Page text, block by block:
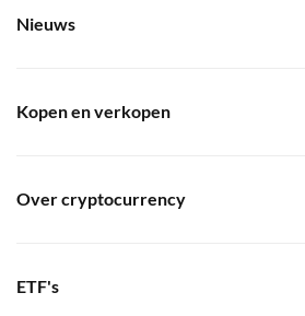
Nieuws
Kopen en verkopen
Over cryptocurrency
ETF's